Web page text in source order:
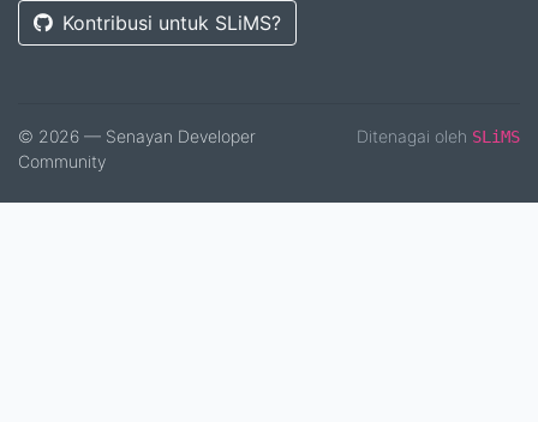
Kontribusi untuk SLiMS?
© 2026 — Senayan Developer
Community
Ditenagai oleh SLiMS